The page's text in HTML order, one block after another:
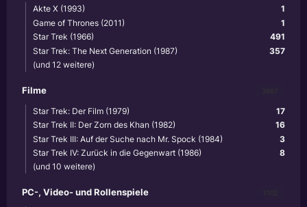
1
Akte X (1993)
1
Game of Thrones (2011)
491
Star Trek (1966)
357
Star Trek: The Next Generation (1987)
(und 12 weitere)
Filme
17
Star Trek: Der Film (1979)
16
Star Trek II: Der Zorn des Khan (1982)
3
Star Trek III: Auf der Suche nach Mr. Spock (1984)
8
Star Trek IV: Zurück in die Gegenwart (1986)
(und 10 weitere)
PC-, Video- und Rollenspiele